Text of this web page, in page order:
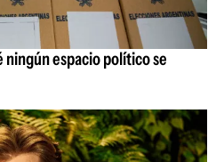
ningún espacio político se